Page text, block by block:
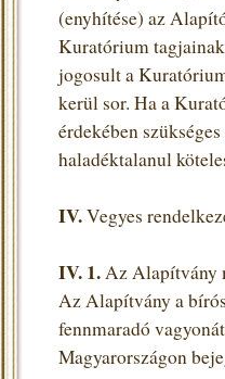
(enyhítése) az
Kuratórium
jogosult a
kerül sor. Ha a
érdekében
haladéktalanul
IV.Vegyes
IV. 1.Az Alapítvány
Az Alapítvány a
fennmaradó
Magyarországon